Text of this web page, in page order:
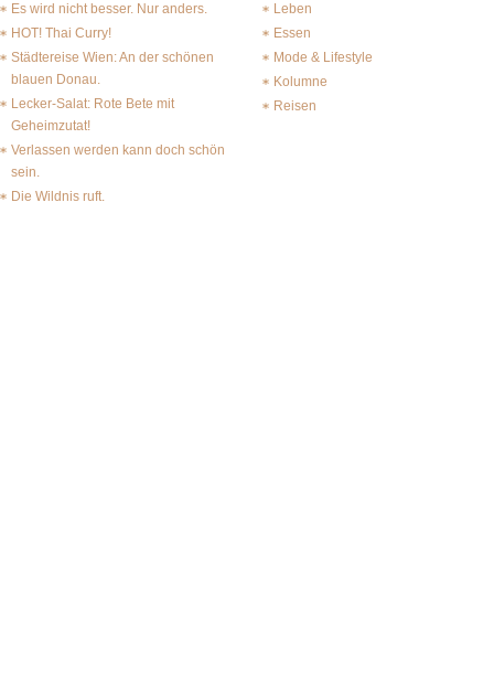
Es wird nicht besser. Nur anders.
HOT! Thai Curry!
Städtereise Wien: An der schönen
blauen Donau.
Lecker-Salat: Rote Bete mit
Geheimzutat!
Verlassen werden kann doch schön
sein.
Die Wildnis ruft.
Leben
Essen
Mode & Lifestyle
Kolumne
Reisen